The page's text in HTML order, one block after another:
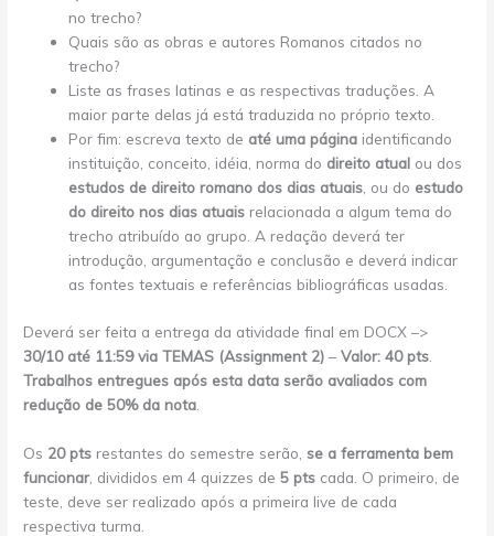
no trecho?
Quais são as obras e autores Romanos citados no
trecho?
Liste as frases latinas e as respectivas traduções. A
maior parte delas já está traduzida no próprio texto.
Por fim: escreva texto de até uma página identificando
instituição, conceito, idéia, norma do direito atual ou dos
estudos de direito romano dos dias atuais , ou do estudo
do direito nos dias atuais relacionada a algum tema do
trecho atribuído ao grupo. A redação deverá ter
introdução, argumentação e conclusão e deverá indicar
as fontes textuais e referências bibliográficas usadas.
Deverá ser feita a entrega da atividade final em DOCX –>
30/10 até 11:59 via TEMAS (Assignment 2) –Valor: 40 pts
Trabalhos entregues após esta data serão avaliados com
redução de 50% da nota
Os 20 pts restantes do semestre serão,se a ferramenta bem
funcionar, divididos em 4 quizzes de5 pts cada. O primeiro, de
teste, deve ser realizado após a primeira live de cada
respectiva turma.